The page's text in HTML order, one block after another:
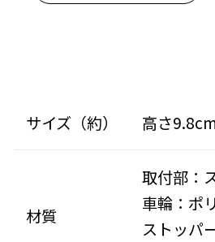
サイズ（約） 高さ
材質
取付部：
車輪：ポ
ストッパ